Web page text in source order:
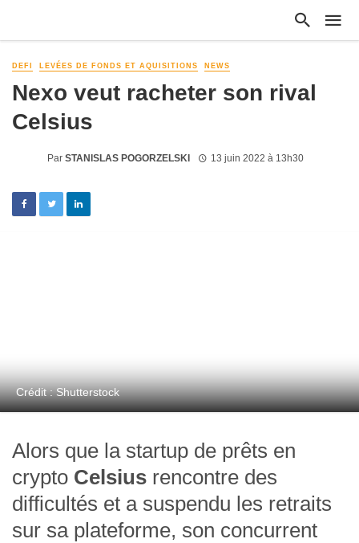
DEFI LEVÉES DE FONDS ET AQUISITIONS NEWS
Nexo veut racheter son rival
Celsius
Par STANISLAS POGORZELSKI 13 juin 2022 à 13h30
Crédit : Shutterstock
Alors que la startup de prêts en
crypto Celsius rencontre des
difficultés et a suspendu les retraits
sur sa plateforme, son concurrent